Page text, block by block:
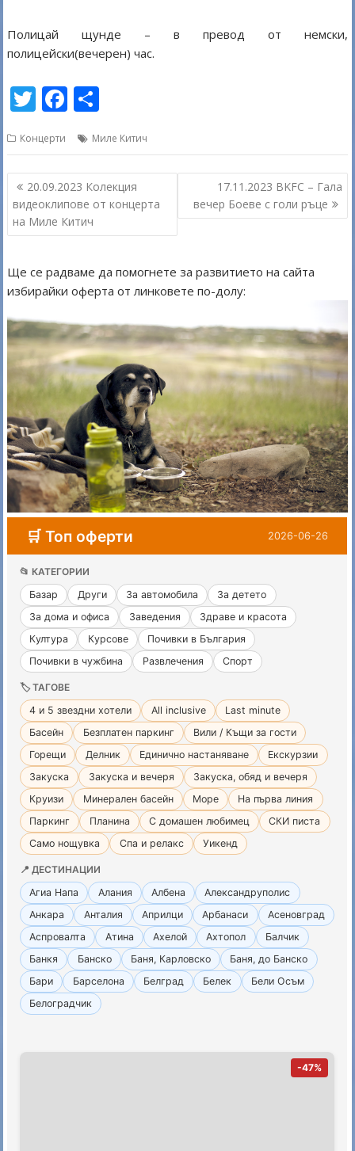
Полицай щунде – в превод от немски,
полицейски(вечерен) час.
T
itt
er
F
e
b
o
o
ar
e
Концерти Миле Китич
Навигация
20.09.2023 Колекция
видеоклипове от концерта
на Миле Китич
17.11.2023 BKFC – Гала
вечер Боеве с голи ръце
Ще се радваме да помогнете за развитието на сайта
избирайки оферта от линковете по-долу: